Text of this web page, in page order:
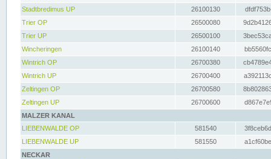
Stadtbredimus UP
26100130
Trier OP
26500080
Trier UP
26500100
Wincheringen
26100140
Wintrich OP
26700380
Wintrich UP
26700400
Zeltingen OP
26700580
Zeltingen UP
26700600
MALZER KANAL
LIEBENWALDE OP
581540
LIEBENWALDE UP
581550
NECKAR